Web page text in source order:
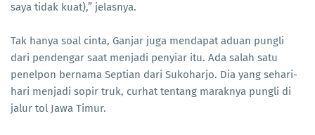
saya tidak kuat),” jelasnya.
Tak hanya soal cinta, Ganjar juga mendapat aduan pungli
dari pendengar saat menjadi penyiar itu. Ada salah satu
penelpon bernama Septian dari Sukoharjo. Dia yang sehari-
hari menjadi sopir truk, curhat tentang maraknya pungli di
jalur tol Jawa Timur.